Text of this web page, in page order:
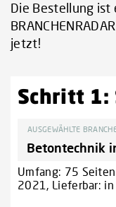
Die Bestellung ist
jetzt!
Schritt 1:
AUSGEWÄHLTE
Umfang: 75
2021, Lieferbar: